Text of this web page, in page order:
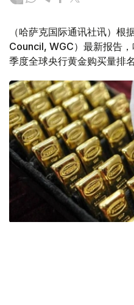
（哈萨克国际通讯社讯）
Council, WGC）最新报告
季度全球央行黄金购买量排